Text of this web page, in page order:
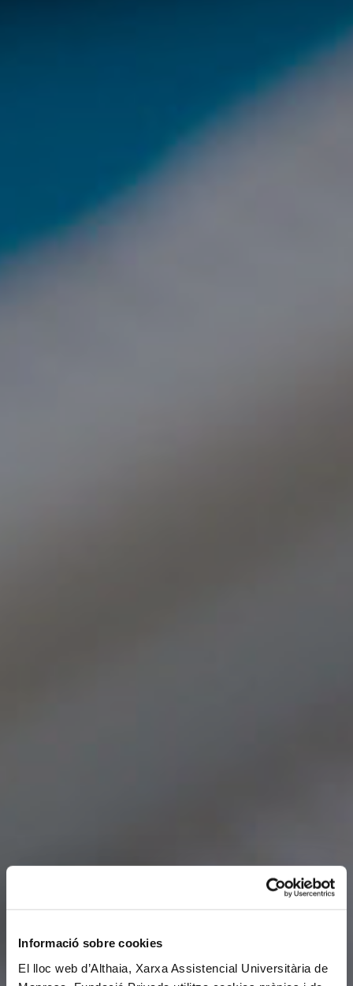
Informació sobre cookies
El lloc web d’Althaia, Xarxa Assistencial Universitària de